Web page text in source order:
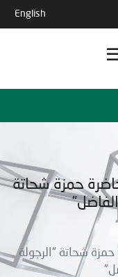
English
حمزة شحاتة
شحاتة “الرجولة